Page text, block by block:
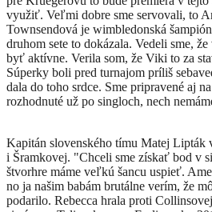
využiť. Veľmi dobre sme servovali, to
Townsendová je wimbledonská
druhom sete to dokázala. Vedeli sme,
byť aktívne. Verila som, že Viki to za
Súperky boli pred turnajom príliš
dala do toho srdce. Sme pripravené aj
rozhodnuté už po singloch, nech
Kapitán slovenského tímu Matej
i Šramkovej. "Chceli sme získať bod v
štvorhre máme veľkú šancu uspieť.
no ja našim babám brutálne verím, že
podarilo. Rebecca hrala proti